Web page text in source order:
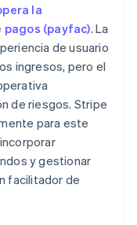
la
(payfac). La
de usuario
ingresos, pero el
de riesgos. Stripe
para este
y gestionar
facilitador de